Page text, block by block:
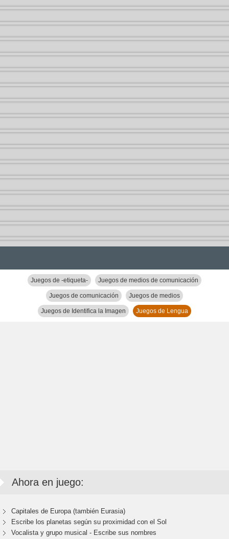
Juegos de -etiqueta- Juegos de medios de comunicación
Juegos de comunicación Juegos de medios
Juegos de Identifica la Imagen Juegos de Lengua
Ahora en juego:
Capitales de Europa (también Eurasia)
Escribe los planetas según su proximidad con el Sol
Vocalista y grupo musical - Escribe sus nombres